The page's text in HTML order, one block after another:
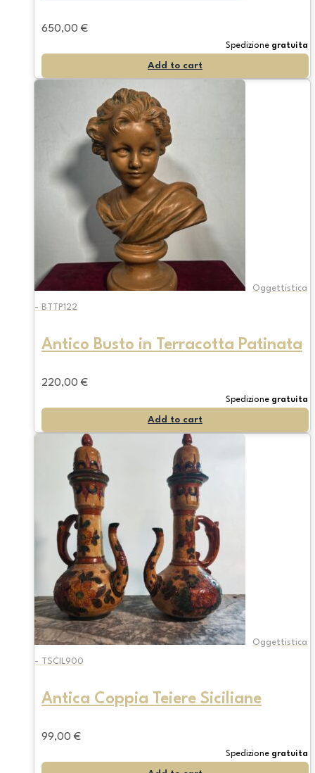
650,00 €
Spedizione gratuita
Add to cart
Oggettistica
- BTTP122
Antico Busto in Terracotta Patinata
220,00 €
Spedizione gratuita
Add to cart
Oggettistica
- TSCIL900
Antica Coppia Teiere Siciliane
99,00 €
Spedizione gratuita